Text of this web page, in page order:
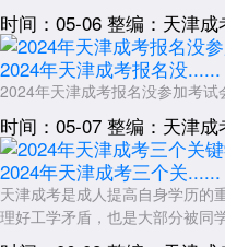
时间：05-06 整编：天津成
2024年天津成考报名没......
2024年天津成考报名没参加考试
时间：05-07 整编：天津成
2024年天津成考三个关......
天津成考是成人提高自身学历的
理好工学矛盾，也是大部分被同